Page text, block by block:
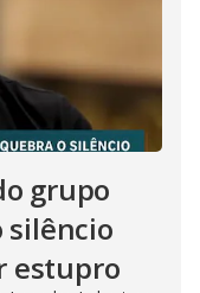
grupo
silêncio
estupro